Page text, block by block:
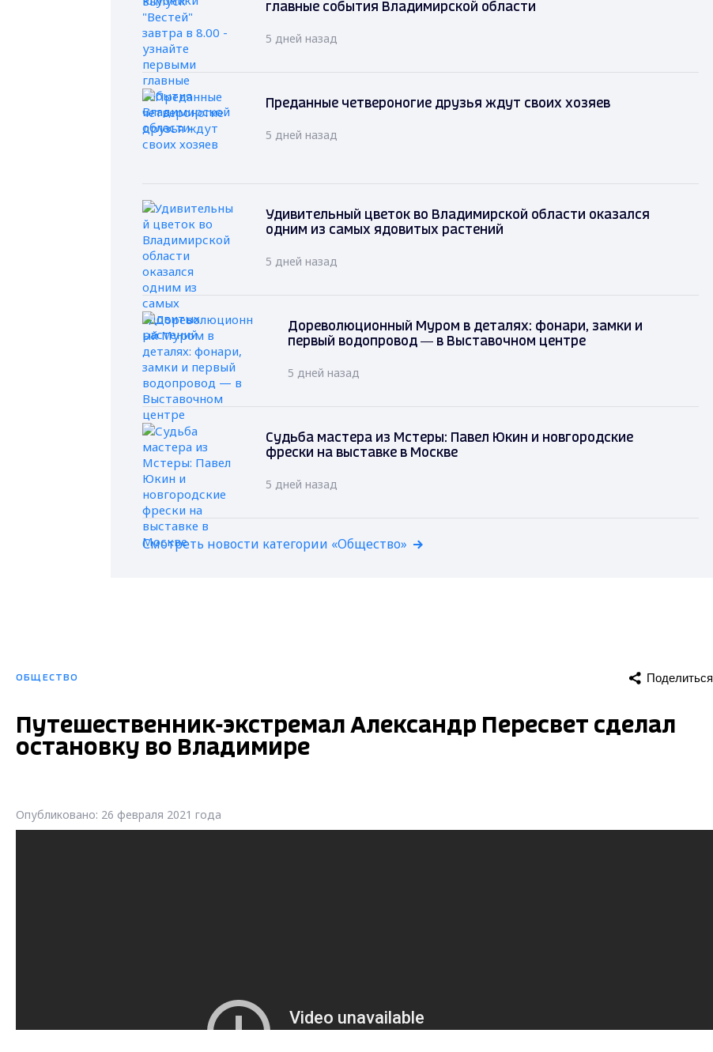
главные события Владимирской области
5 дней назад
Преданные четвероногие друзья ждут своих хозяев
5 дней назад
Удивительный цветок во Владимирской области оказался
одним из самых ядовитых растений
5 дней назад
Дореволюционный Муром в деталях: фонари, замки и
первый водопровод — в Выставочном центре
5 дней назад
Судьба мастера из Мстеры: Павел Юкин и новгородские
фрески на выставке в Москве
5 дней назад
Смотреть новости категории «Общество»
ОБЩЕСТВО Поделиться
Путешественник-экстремал Александр Пересвет сделал
остановку во Владимире
Опубликовано: 26 февраля 2021 года